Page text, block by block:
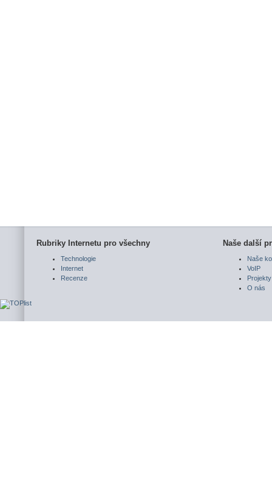
Rubriky Internetu pro všechny
Technologie
Internet
Recenze
Naše další
Naše
VoIP
Projekty
O nás